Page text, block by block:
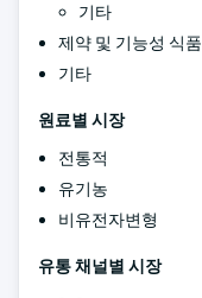
기타
제약 및 기능성 식품
기타
원료별 시장
전통적
유기농
비유전자변형
유통 채널별 시장